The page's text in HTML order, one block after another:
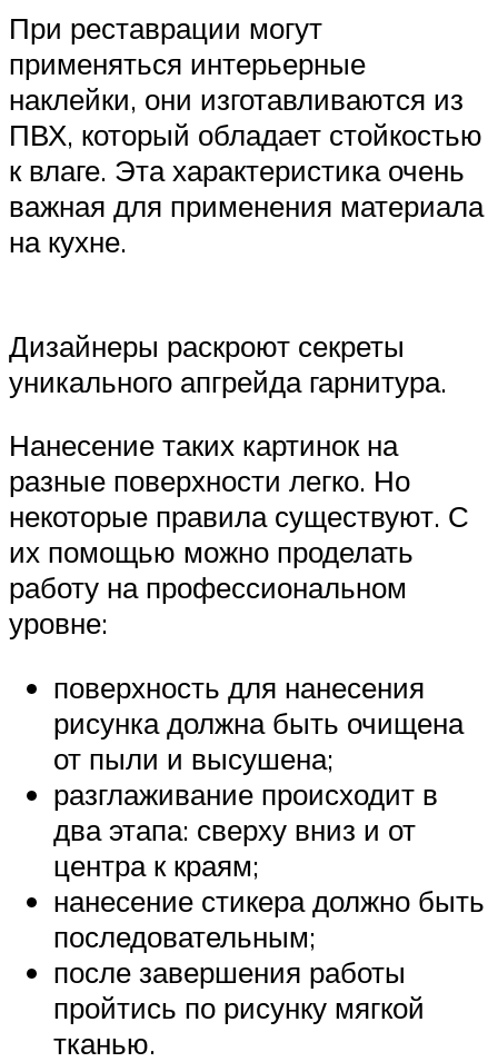
При реставрации могут
применяться интерьерные
наклейки, они изготавливаются из
ПВХ, который обладает стойкостью
к влаге. Эта характеристика очень
важная для применения материала
на кухне.
Дизайнеры раскроют секреты
уникального апгрейда гарнитура.
Нанесение таких картинок на
разные поверхности легко. Но
некоторые правила существуют. С
их помощью можно проделать
работу на профессиональном
уровне:
поверхность для нанесения
рисунка должна быть очищена
от пыли и высушена;
разглаживание происходит в
два этапа: сверху вниз и от
центра к краям;
нанесение стикера должно быть
последовательным;
после завершения работы
пройтись по рисунку мягкой
тканью.